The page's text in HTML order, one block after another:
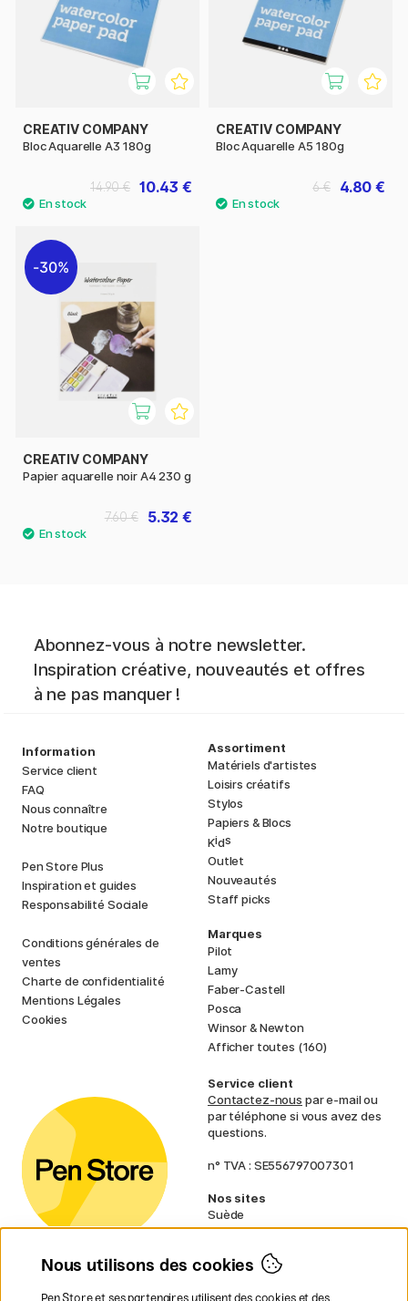
CREATIV COMPANY
Bloc Aquarelle A3 180g
10.43 €
14.90 €
CREATIV COMPANY
Bloc Aquarelle A5 180g
4.80 €
6 €
30%
CREATIV COMPANY
Papier aquarelle noir A4 230 g
5.32 €
7.60 €
Abonnez-vous à notre newsletter.
Inspiration créative, nouveautés et offres
à ne pas manquer !
Information
Service client
FAQ
Nous connaître
Notre boutique
Pen Store Plus
Inspiration et guides
Responsabilité Sociale
Conditions générales de
ventes
Charte de confidentialité
Mentions Légales
Cookies
Assortiment
Matériels d'artistes
Loisirs créatifs
Stylos
Papiers & Blocs
Kids
Outlet
Nouveautés
Staff picks
Marques
Pilot
Lamy
Faber-Castell
Posca
Winsor & Newton
Afficher toutes (160)
Service client
Contactez-nous par e-mail ou
par téléphone si vous avez des
questions.
n° TVA : SE556797007301
Nos sites
Suède
Norvège
Finlande
Irlande
Nous utilisons des cookies
Pen Store et ses partenaires utilisent des cookies et des